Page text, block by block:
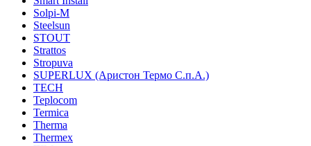
Solpi-M
Steelsun
STOUT
Strattos
Stropuva
SUPERLUX (Аристон Термо С.п.А.)
TECH
Teplocom
Termica
Therma
Thermex